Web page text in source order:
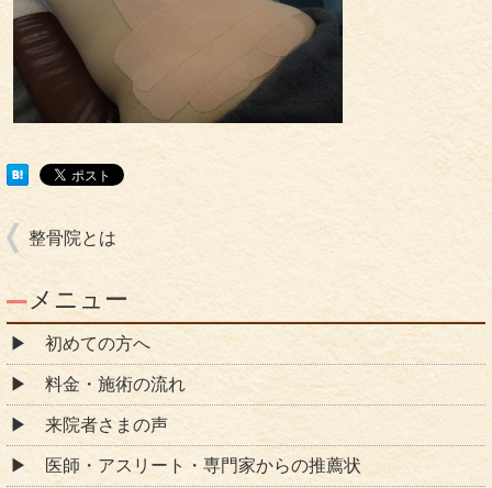
整骨院とは
メニュー
初めての方へ
料金・施術の流れ
来院者さまの声
医師・アスリート・専門家からの推薦状